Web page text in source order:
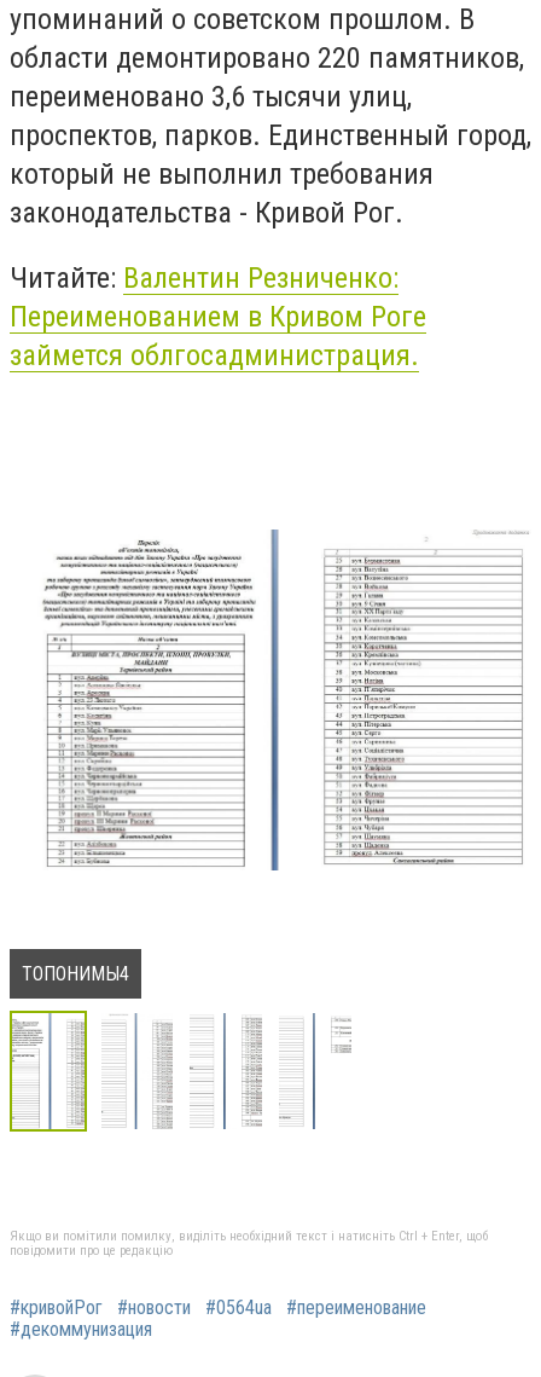
упоминаний о советском прошлом. В
области демонтировано 220 памятников,
переименовано 3,6 тысячи улиц,
проспектов, парков. Единственный город,
который не выполнил требования
законодательства - Кривой Рог.
Читайте: Валентин Резниченко:
Переименованием в Кривом Роге
займется облгосадминистрация.
ТОПОНИМЫ4
Якщо ви помітили помилку, виділіть необхідний текст і натисніть Ctrl + Enter, щоб
повідомити про це редакцію
#кривойРог #новости #0564ua
#переименование
#декоммунизация